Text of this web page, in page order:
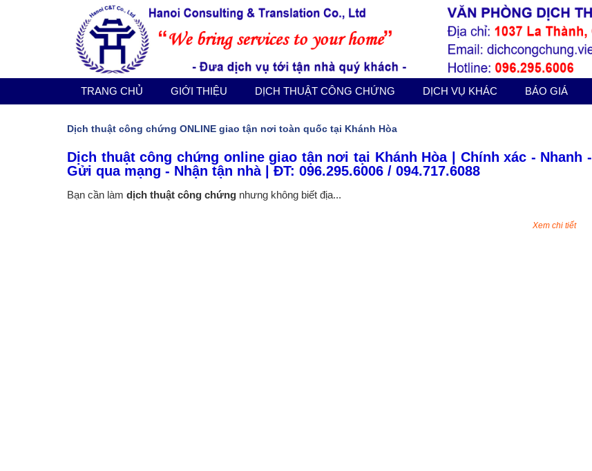
TRANG CHỦ
GIỚI THIỆU
DỊCH THUẬT CÔNG CHỨNG
DỊCH VỤ KHÁC
BÁO GIÁ
TIN TỨC
TRANG CHỦ GIỚI THIỆU DỊCH THUẬT CÔNG CHỨNG DỊCH VỤ KHÁC BÁO GIÁ
Dịch thuật công chứng ONLINE giao tận nơi toàn quốc tại Khánh Hòa
Dịch thuật công chứng online giao tận nơi tại Khánh Hòa | Chính xác - Nhanh -
Gửi qua mạng - Nhận tận nhà | ĐT: 096.295.6006 / 094.717.6088
Bạn cần làm dịch thuật công chứng nhưng không biết địa...
Xem chi tiết